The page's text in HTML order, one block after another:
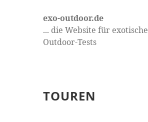
exo-outdoor.de
... die Website für exotische
Outdoor-Tests
TOUREN